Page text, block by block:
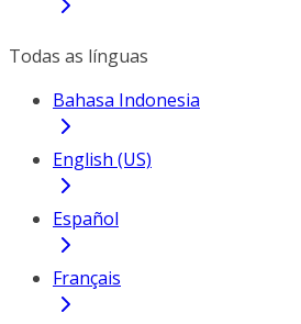
Todas as línguas
Bahasa Indonesia
English (US)
Español
Français